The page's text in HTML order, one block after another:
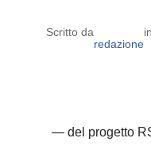
Scritto da
redazione
in
— del progetto